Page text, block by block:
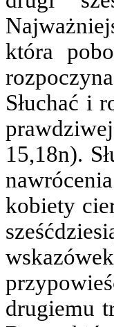
która
Słuchać i
15,18n).
kobiety
drugiemu